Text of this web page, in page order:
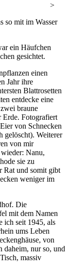
>
so mit im Wasser
ein Häufchen
gesichtet.
einen
Jahr ihre
Blattrosetten
entdecke eine
braune
Erde. Fotografiert
von Schnecken
gelöscht). Weiterer
von mir
Nanu,
sie zu
Rat und somit gibt
weniger im
Die
mit dem Namen
ich seit 1945, als
ums Leben
von
daheim, nur so, und
massiv